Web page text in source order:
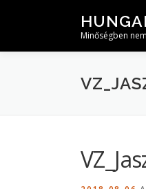
Minőségben